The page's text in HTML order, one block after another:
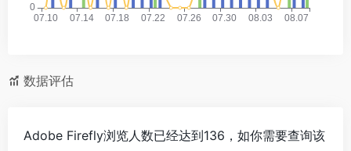
数据评估
Adobe Firefly浏览人数已经达到136，如你需要查询该